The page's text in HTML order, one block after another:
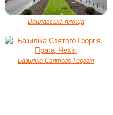
Вацлавська площа
Базиліка Святого Георгія